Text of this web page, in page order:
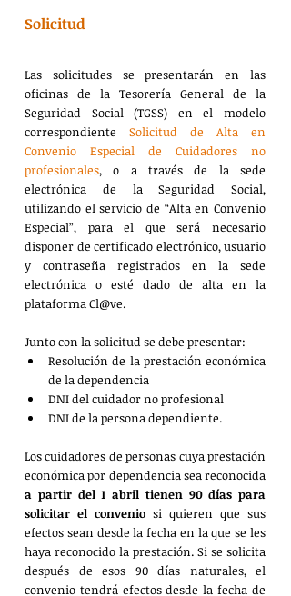
Solicitud
Las solicitudes se presentarán en las
oficinas de la Tesorería General de la
Seguridad Social (TGSS) en el modelo
correspondiente Solicitud de Alta en
Convenio Especial de Cuidadores no
profesionales, o a través de la sede
electrónica de la Seguridad Social,
utilizando el servicio de “Alta en Convenio
Especial”, para el que será necesario
disponer de certificado electrónico, usuario
y contraseña registrados en la sede
electrónica o esté dado de alta en la
plataforma Cl@ve.
Junto con la solicitud se debe presentar:
Resolución de la prestación económica
de la dependencia
DNI del cuidador no profesional
DNI de la persona dependiente.
Los cuidadores de personas cuya prestación
a partir del 1 abril tienen 90 días para
solicitar el convenio si quieren que sus
efectos sean desde la fecha en la que se les
haya reconocido la prestación. Si se solicita
después de esos 90 días naturales, el
convenio tendrá efectos desde la fecha de